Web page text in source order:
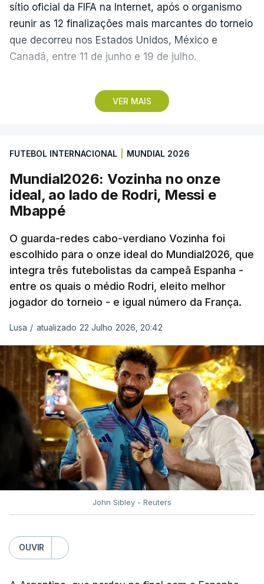
VER MAIS
sítio oficial da FIFA na Internet, após o organismo
reunir as 12 finalizações mais marcantes do torneio
que decorreu nos Estados Unidos, México e
Canadá, entre 11 de junho e 19 de julho.
Lopes Cabral conquistou o prémio graças ao
remate de pé direito que colocou a bola no ângulo
“Foi simplesmente surreal”, disse à FIFA o jogador
dos turcos do Trabzonspor, recordando o momento
que fez Cabo Verde sonhar alto na sua primeira
participação numa fase final de um Mundial.
O ex-lateral do Benfica considerou que o galardão
“é um enorme orgulho e um reconhecimento que
qualquer jogador gostaria de ter”.
competição”, afirmou o futebolista, de 23 anos.
À FIFA, o internacional cabo-verdiano, que nasceu
em Roterdão (Países Baixos), garantiu que o lance
não foi obra do acaso.
“Foi a segunda vez que marquei um golo daqueles.
(…) Não foi algo completamente novo para mim.
Mas marcar um golo daquela qualidade num palco
como um Campeonato do Mundo é especial. É um
momento que fica para sempre na carreira”,
realçou.
FUTEBOL INTERNACIONAL MUNDIAL 2026
Mundial2026: Vozinha no onze
ideal, ao lado de Rodri, Messi e
Mbappé
O guarda-redes cabo-verdiano Vozinha foi
escolhido para o onze ideal do Mundial2026, que
integra três futebolistas da campeã Espanha -
entre os quais o médio Rodri, eleito melhor
jogador do torneio - e igual número da França.
Lusa / atualizado 22 Julho 2026, 20:42
John Sibley - Reuters
OUVIR